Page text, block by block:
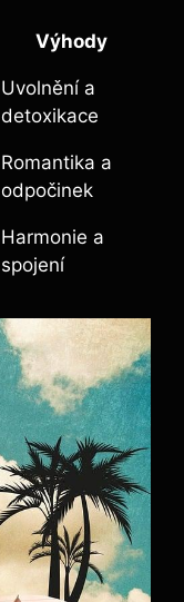
Výhody
Uvolnění a
detoxikace
Romantika a
odpočinek
Harmonie a
spojení